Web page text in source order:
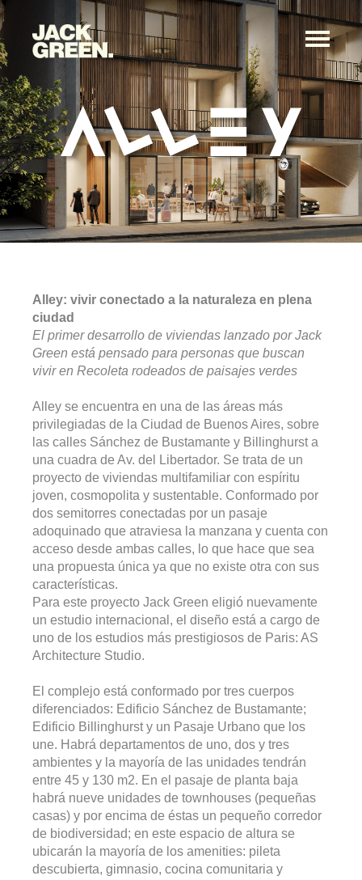
Alley: vivir conectado a la naturaleza en plena
ciudad
El primer desarrollo de viviendas lanzado por Jack
Green está pensado para personas que buscan
vivir en Recoleta rodeados de paisajes verdes
Alley se encuentra en una de las áreas más
privilegiadas de la Ciudad de Buenos Aires, sobre
las calles Sánchez de Bustamante y Billinghurst a
una cuadra de Av. del Libertador. Se trata de un
proyecto de viviendas multifamiliar con espíritu
joven, cosmopolita y sustentable. Conformado por
dos semitorres conectadas por un pasaje
adoquinado que atraviesa la manzana y cuenta con
acceso desde ambas calles, lo que hace que sea
una propuesta única ya que no existe otra con sus
características.
Para este proyecto Jack Green eligió nuevamente
un estudio internacional, el diseño está a cargo de
uno de los estudios más prestigiosos de Paris: AS
Architecture Studio.
El complejo está conformado por tres cuerpos
diferenciados: Edificio Sánchez de Bustamante;
Edificio Billinghurst y un Pasaje Urbano que los
une. Habrá departamentos de uno, dos y tres
ambientes y la mayoría de las unidades tendrán
entre 45 y 130 m2. En el pasaje de planta baja
habrá nueve unidades de townhouses (pequeñas
casas) y por encima de éstas un pequeño corredor
de biodiversidad; en este espacio de altura se
ubicarán la mayoría de los amenities: pileta
descubierta, gimnasio, cocina comunitaria y